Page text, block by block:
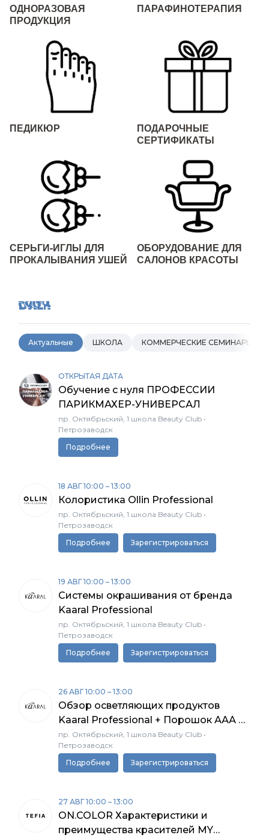
ОДНОРАЗОВАЯ
ПРОДУКЦИЯ
ПАРАФИНОТЕРАПИЯ
ПЕДИКЮР
ПОДАРОЧНЫЕ
СЕРТИФИКАТЫ
СЕРЬГИ-ИГЛЫ ДЛЯ
ПРОКАЛЫВАНИЯ УШЕЙ
ОБОРУДОВАНИЕ ДЛЯ
САЛОНОВ КРАСОТЫ